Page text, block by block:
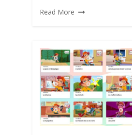
Read More